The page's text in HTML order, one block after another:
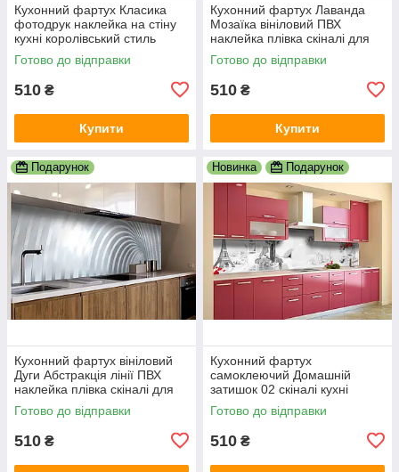
Кухонний фартух Класика
фотодрук наклейка на стіну
кухні королівський стиль
абстракція 600х2000 мм
Готово до відправки
510 ₴
Купити
Кухонний фартух Лаванда
Мозаїка вініловий ПВХ
наклейка плівка скіналі для
кухні фіолетовий 600х2000
мм
Готово до відправки
510 ₴
Купити
Подарунок
Кухонний фартух вініловий
Дуги Абстракція лінії ПВХ
наклейка плівка скіналі для
кухні сірий 600х2000 мм
Готово до відправки
510 ₴
Новинка Подарунок
Кухонний фартух
самоклеючий Домашній
затишок 02 скіналі кухні
наклейка ПВХ Париж
Ейфелева вежа 600х2000 мм
Готово до відправки
510 ₴